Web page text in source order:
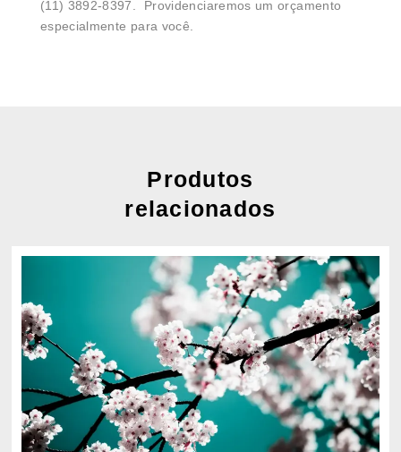
(11) 3892-8397. Providenciaremos um orçamento
especialmente para você.
Produtos
relacionados